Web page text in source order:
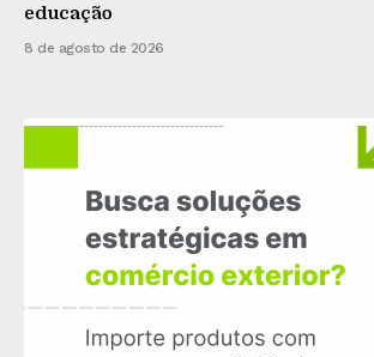
educação
8 de agosto de 2026